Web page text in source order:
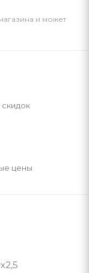
и может
цены